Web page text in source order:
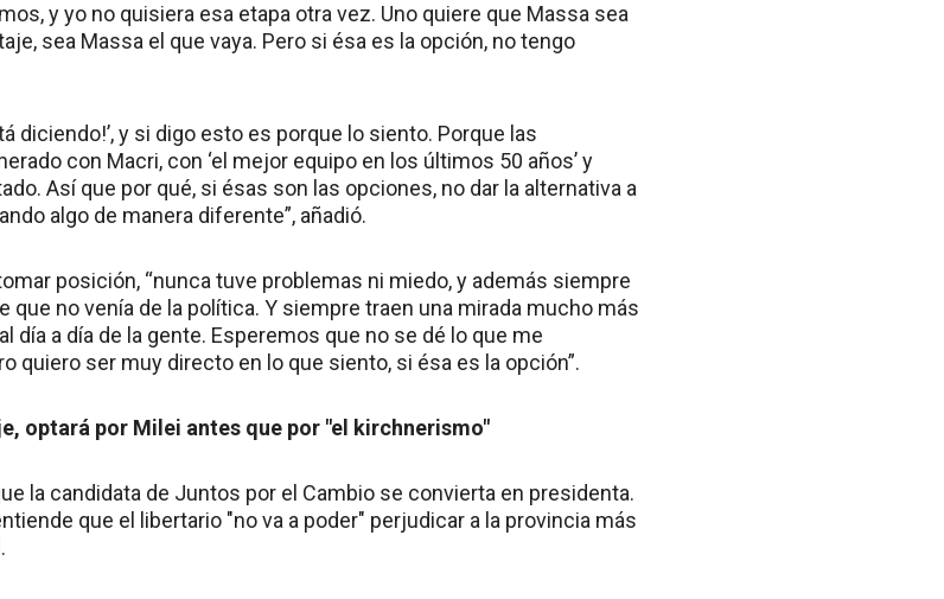
y yo no quisiera esa etapa otra vez. Uno quiere que Massa sea
sea Massa el que vaya. Pero si ésa es la opción, no tengo
diciendo!’, y si digo esto es porque lo siento. Porque las
con Macri, con ‘el mejor equipo en los últimos 50 años’ y
Así que por qué, si ésas son las opciones, no dar la alternativa a
algo de manera diferente”, añadió.
posición, “nunca tuve problemas ni miedo, y además siempre
que no venía de la política. Y siempre traen una mirada mucho más
día a día de la gente. Esperemos que no se dé lo que me
quiero ser muy directo en lo que siento, si ésa es la opción”.
optará por Milei antes que por "el kirchnerismo"
la candidata de Juntos por el Cambio se convierta en presidenta.
que el libertario "no va a poder" perjudicar a la provincia más